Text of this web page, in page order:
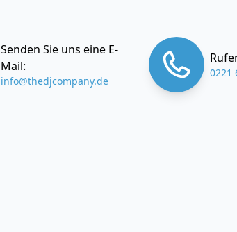
Senden Sie uns eine E-
Mail:
info@thedjcompany.de
0221